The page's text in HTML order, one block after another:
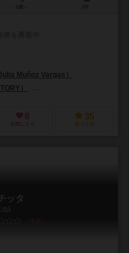
Muñoz Vargas）
）
8
お気に入り
35
持ってる
ッタ
5.9